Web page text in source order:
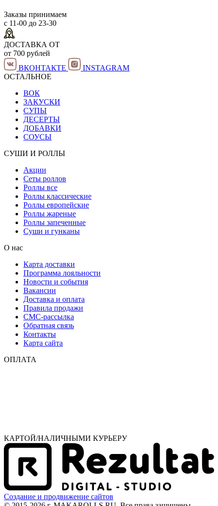
Заказы принимаем
с 11-00 до 23-30
ДОСТАВКА ОТ
от 700 рублей
ВКОНТАКТЕ
INSTAGRAM
ОСТАЛЬНОЕ
ВОК
ЗАКУСКИ
СУПЫ
ДЕСЕРТЫ
ДОБАВКИ
СОУСЫ
СУШИ И РОЛЛЫ
Акции
Сеты роллов
Роллы все
Роллы классические
Роллы европейские
Роллы жареные
Роллы запеченные
Суши и гунканы
О нас
Карта доставки
Программа лояльности
Новости и события
Вакансии
Доставка и оплата
Правила продажи
СМС-рассылка
Обратная связь
Контакты
Карта сайта
ОПЛАТА
КАРТОЙ/НАЛИЧНЫМИ КУРЬЕРУ
Создание и продвижение сайтов